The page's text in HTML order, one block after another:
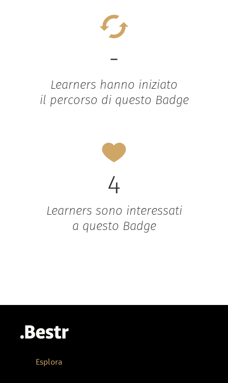
-
Learners hanno iniziato
il percorso di questo Badge
4
Learners sono interessati
a questo Badge
Esplora